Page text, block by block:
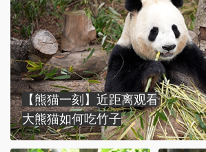
【熊猫一刻】近距离观看
大熊猫如何吃竹子